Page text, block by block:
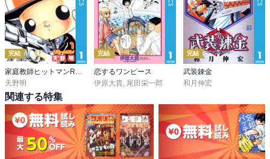
完結
家庭教師ヒットマンREBORN! モノクロ版
天野明
完結
恋するワンピース
伊原大貴, 尾田栄一郎
完結
武装錬金
和月伸宏
関連する特集